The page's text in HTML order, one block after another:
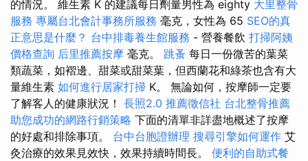
的情況。 維生素 K 的建議每日劑量男性為 eighty 大里整骨
服務 專屬台北會計事務所服務 毫克，女性為 65 SEO的真
正意思是什麼？ 台中排毒養生館服務 - 營養餐飲 打掃阿姨
價格查詢 后里推薦按摩 毫克。 跳蚤 每日一份微苦的葉菜
類蔬菜，如褶邊、甜菜或甜菜葉，但西蘭花和綠茶也含有大
量維生素 如何進行居家打掃 K。 無論如何，按摩師一定要
了解客人的健康狀況！ 長照2.0 推薦徵信社 台北整骨推薦
助您成功的網路行銷策略 下面的清單非詳盡地概述了按摩
的好處和排除事項。 台中台胞證辦理 搜尋引擎如何運作 艾
灸治療的效果見效快，效果持續時間長。 便利的自助式餐